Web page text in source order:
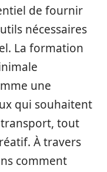
de fournir
nécessaires
La formation
une
qui souhaitent
tout
À travers
comment